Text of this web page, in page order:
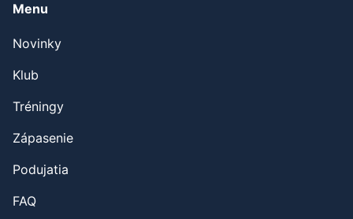
Menu
Novinky
Klub
Tréningy
Zápasenie
Podujatia
FAQ